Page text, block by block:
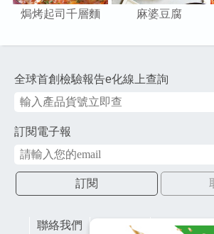
焗烤起司千層麵 麻婆豆腐
全球首創檢驗報告e化線上查詢
訂閱電子報
訂閱
聯絡我們 網站地圖 財團法人